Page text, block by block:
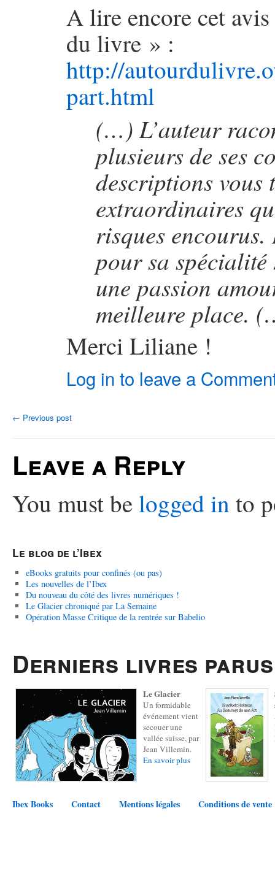
A lire encore cet
du livre » :
http://
part.html
(…) L’auteur
plusieurs de ses
descriptions vous
extraordinaires
risques
pour sa spécialité
une passion
meilleure place.
Merci Liliane !
Log in to leave a
← Previous post
Leave a Reply
You must belogged in to
Le blog de l’Ibex
eBooks gratuits pour confinés (ou pas)
Les nouvelles de l’Ibex
Du nouveau du côté des livres numériques !
Le Glacier chroniqué par La Semaine
Opération Masse Critique de la rentrée sur Babelio
Derniers livres parus
Le Glacier
Un formidable
événement vient
secouer une
vallée suisse, par
Jean Villemin.
En savoir plus
Ibex Books Contact Mentions légales Conditions de vente